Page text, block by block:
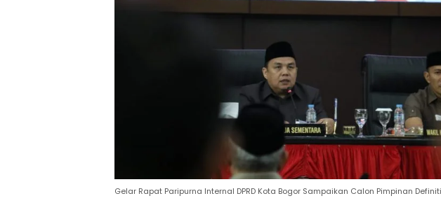
Gelar Rapat Paripurna Internal DPRD Kota Bogor Sampaikan Calon Pimpinan